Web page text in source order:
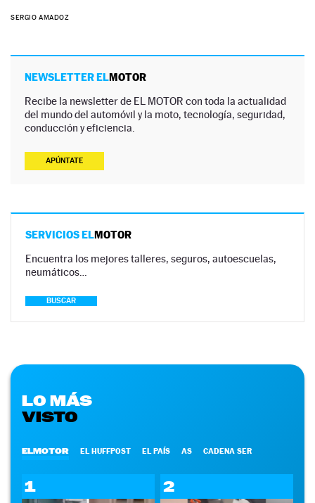
SERGIO AMADOZ
NEWSLETTER ELMOTOR
Recibe la newsletter de EL MOTOR con toda la actualidad
del mundo del automóvil y la moto, tecnología, seguridad,
conducción y eficiencia.
APÚNTATE
SERVICIOS ELMOTOR
Encuentra los mejores talleres, seguros, autoescuelas,
neumáticos…
BUSCAR
LO MÁS
VISTO
ELMOTOR EL HUFFPOST EL PAÍS AS CADENA SER
1 2